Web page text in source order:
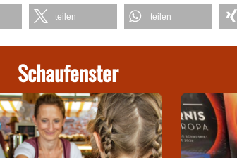
teilen teilen
Schaufenster